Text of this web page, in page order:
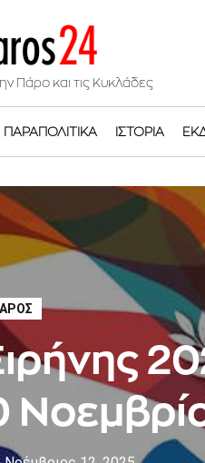
Πάρο και τις Κυκλάδες
ΠΑΡΑΠΟΛΙΤΙΚΆ ΙΣΤΟΡΊΑ